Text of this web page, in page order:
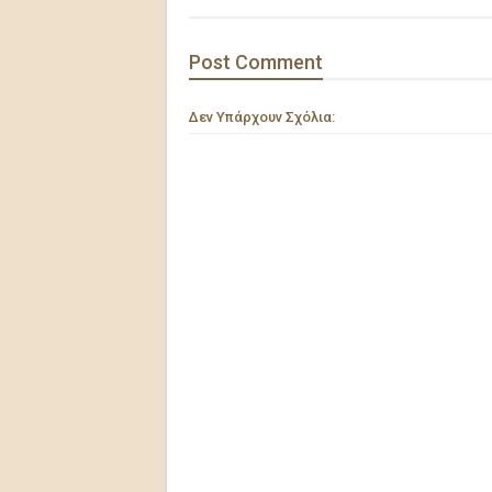
Post Comment
Δεν Υπάρχουν Σχόλια: